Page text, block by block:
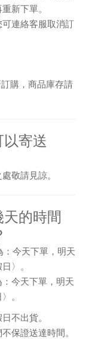
新下單。
連絡客服取消訂
購，商品庫存請
寄送
敬請見諒。
的時間
：今天下單，明天
〉。
今天下單，明天
。
不出貨。
保證送達時間。